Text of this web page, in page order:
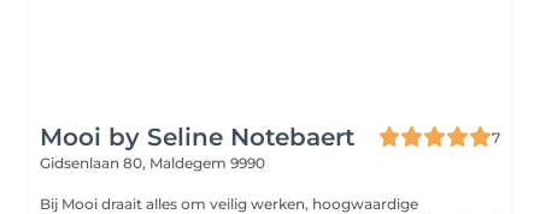
Mooi by Seline Notebaert
7
Gidsenlaan 80, Maldegem 9990
Bij Mooi draait alles om veilig werken, hoogwaardige